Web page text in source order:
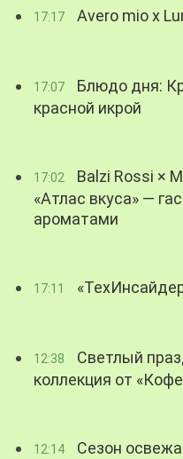
17:17 Avero mio x
17:07
Блюдо дня:
красной икрой
17:02
Balzi Rossi ×
«Атлас вкуса» —
ароматами
17:11
12:38
Светлый
коллекция от
12:14
Сезон